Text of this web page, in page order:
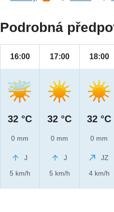
Podrobná
16:00
32 °C
0 mm
J
5 km/h
17:00
32 °C
0 mm
J
5 km/h
18:00
32 °C
0 mm
JZ
4 km/h